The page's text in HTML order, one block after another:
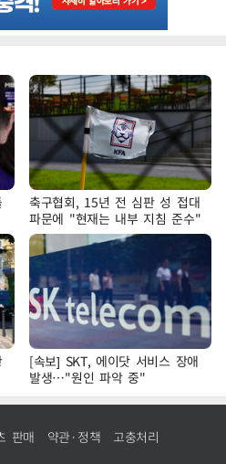
축구협회, 15년 전 심판 성 접대
파문에 "현재는 내부 지침 준수"
[속보] SKT, 에이닷 서비스 장애
발생…"원인 파악 중"
판매 약관·정책 고충처리